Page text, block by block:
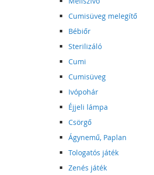
Cumisüveg melegítő
Bébiőr
Sterilizáló
Cumi
Cumisüveg
Ivópohár
Éjjeli lámpa
Csörgő
Ágynemű, Paplan
Tologatós játék
Zenés játék